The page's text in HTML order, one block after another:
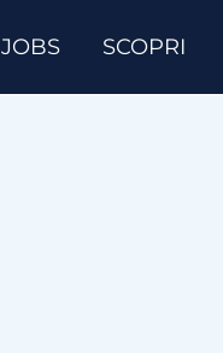
JOBS SCOPRI